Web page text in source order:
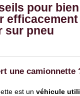
pour
efficacement
sur pneu
une camionnette
est un véhicule